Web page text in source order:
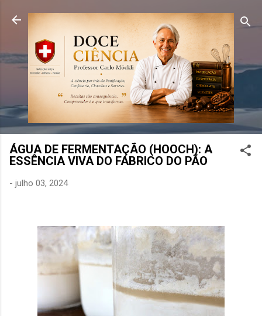
Pular para o conteúdo principal
ÁGUA DE FERMENTAÇÃO (HOOCH): A
ESSÊNCIA VIVA DO FABRICO DO PÃO
- julho 03, 2024